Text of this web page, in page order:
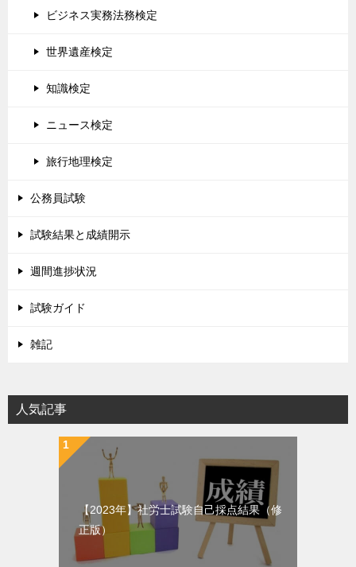
ビジネス実務法務検定
世界遺産検定
知識検定
ニュース検定
旅行地理検定
公務員試験
試験結果と成績開示
週間進捗状況
試験ガイド
雑記
人気記事
【2023年】社労士試験自己採点結果（修
正版）